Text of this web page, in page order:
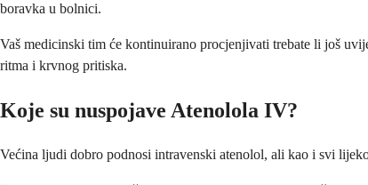
boravka u bolnici.
Vaš medicinski tim će kontinuirano procjenjivati trebate li još
ritma i krvnog pritiska.
Koje su nuspojave Atenolola IV?
Većina ljudi dobro podnosi intravenski atenolol, ali kao i svi